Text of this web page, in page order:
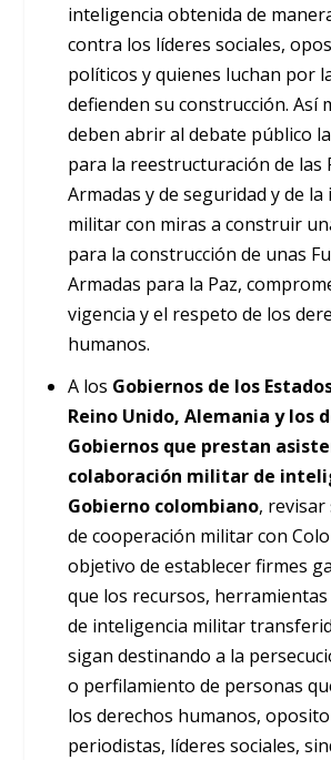
inteligencia obtenida de
contra los líderes sociales,
políticos y quienes luchan por
defienden su construcción. Así
deben abrir al debate público
para la reestructuración de las
Armadas y de seguridad y de
militar con miras a construir
para la construcción de unas
Armadas para la Paz,
vigencia y el respeto de los
humanos.
A los Gobiernos de los
Reino Unido, Alemania y los
Gobiernos que prestan
colaboración militar de
Gobierno colombiano, revisar
de cooperación militar con
objetivo de establecer firmes
que los recursos, herramientas
de inteligencia militar
sigan destinando a la
o perfilamiento de personas
los derechos humanos,
periodistas, líderes sociales,